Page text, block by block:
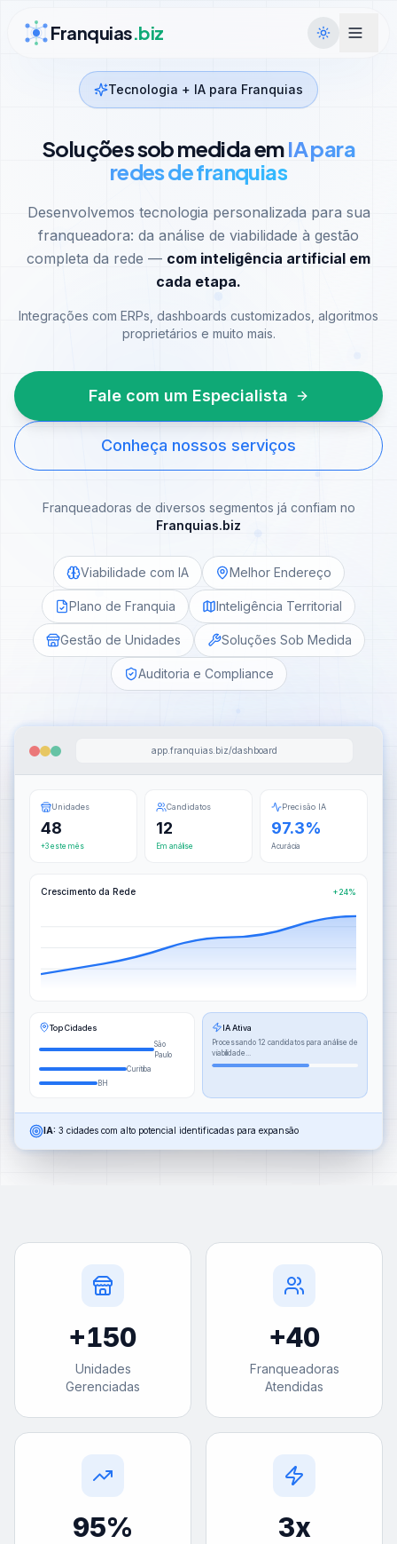
Franquias.biz
Tecnologia + IA para Franquias
Soluções sob medida emIA para
redes de franquias
Desenvolvemos tecnologia personalizada para sua
franqueadora: da análise de viabilidade à gestão
completa da rede — com inteligência artificial em
cada etapa.
Integrações com ERPs, dashboards customizados, algoritmos
proprietários e muito mais.
Fale com um Especialista
Conheça nossos serviços
Franqueadoras de diversos segmentos já confiam no
Franquias.biz
Viabilidade com IA Melhor Endereço
Plano de Franquia Inteligência Territorial
Gestão de Unidades Soluções Sob Medida
Auditoria e Compliance
app.franquias.biz/dashboard
Unidades
48
+3 este mês
Candidatos
12
Em análise
Precisão IA
97.3%
Acurácia
Crescimento da Rede +24%
Top Cidades
São
Paulo
Curitiba
BH
IA Ativa
Processando 12 candidatos para análise de
viabilidade...
IA: 3 cidades com alto potencial identificadas para expansão
+150
Unidades
Gerenciadas
+40
Franqueadoras
Atendidas
95% 3x